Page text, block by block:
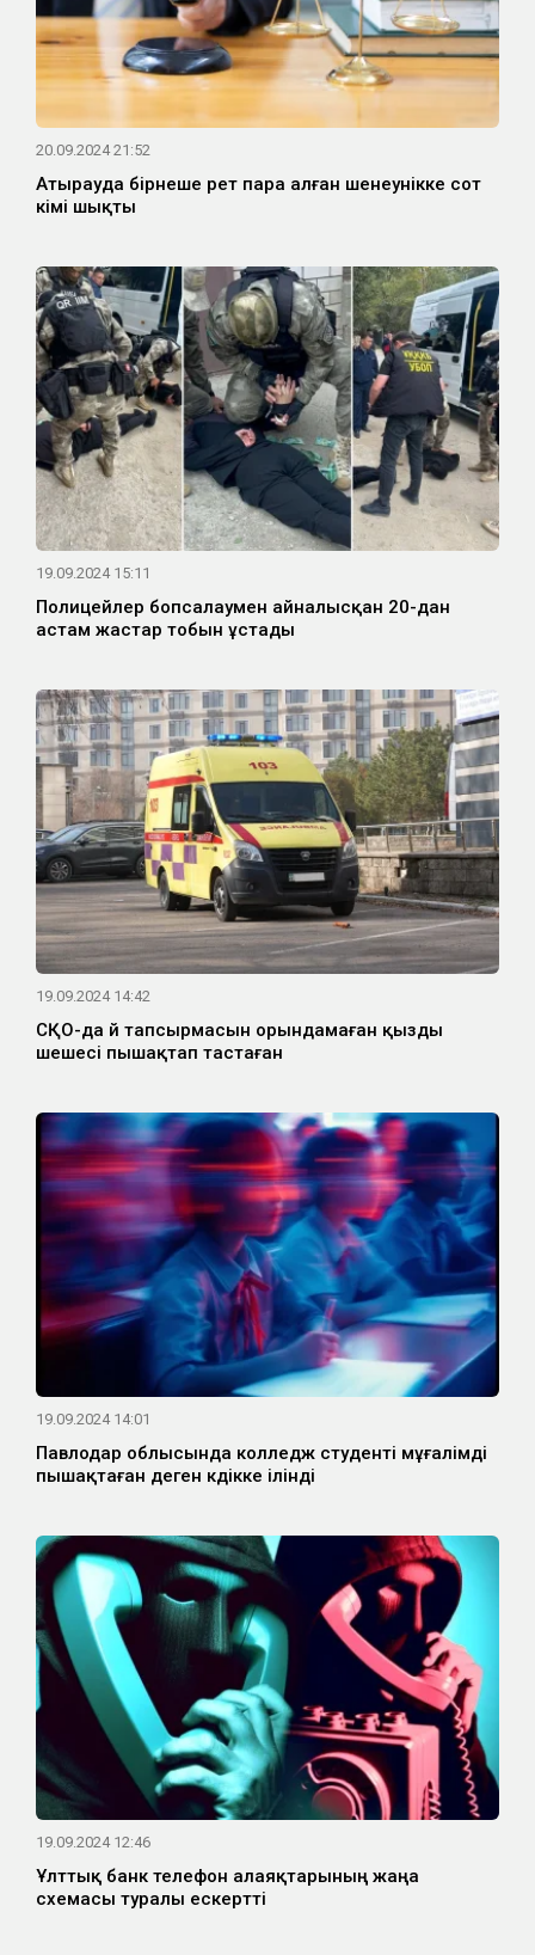
20.09.2024 21:52
Атырауда бірнеше рет пара алған шенеунікке сот
үкімі шықты
19.09.2024 15:11
Полицейлер бопсалаумен айналысқан 20-дан
астам жастар тобын ұстады
19.09.2024 14:42
СҚО-да үй тапсырмасын орындамаған қызды
шешесі пышақтап тастаған
19.09.2024 14:01
Павлодар облысында колледж студенті мұғалімді
пышақтаған деген күдікке ілінді
19.09.2024 12:46
Ұлттық банк телефон алаяқтарының жаңа
схемасы туралы ескертті